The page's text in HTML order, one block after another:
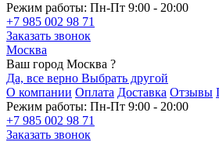
Режим работы: Пн-Пт 9:00 - 20:00
+7 985 002 98 71
Заказать звонок
Москва
Ваш город Москва ?
Да, все верно Выбрать другой
О компании Оплата Доставка Отзывы
Режим работы: Пн-Пт 9:00 - 20:00
+7 985 002 98 71
Заказать звонок